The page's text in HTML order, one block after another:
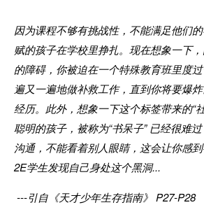
因为课程不够有挑战性，不能满足他们
赋的孩子在学校里挣扎。现在想象一下
的障碍，你被迫在一个特殊教育班里度
遍又一遍地做补救工作，直到你将要爆
经历。此外，想象一下这个标签带来的“
聪明的孩子，被称为“书呆子” 已经很难
沟通，不能看着别人眼睛，这会让你感
2E学生发现自己身处这个黑洞...
---引自《天才少年生存指南》 P27-P28